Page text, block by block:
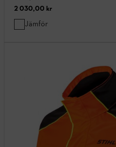
2 030,00 kr
Jämför